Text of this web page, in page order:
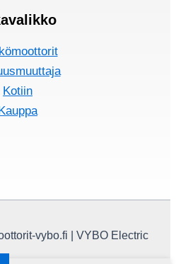
Kotiin
vybo.fi | VYBO Electric